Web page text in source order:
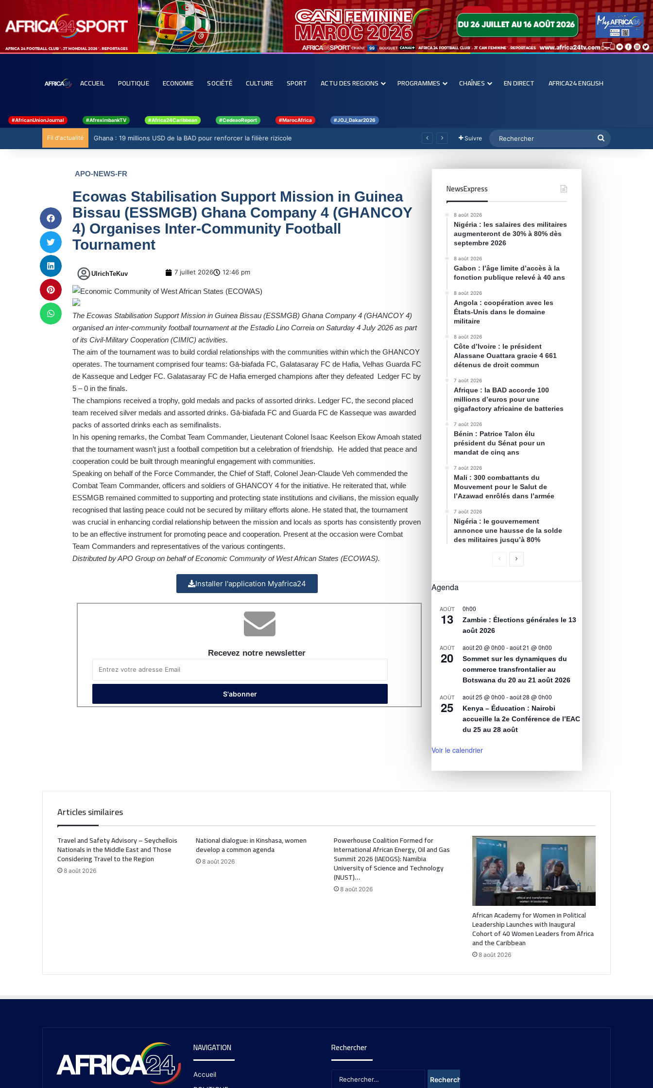
ACCUEIL POLITIQUE ECONOMIE SOCIÉTÉ CULTURE SPORT ACTU DES REGIONS PROGRAMMES CHAÎNES EN DIRECT AFRICA24 ENGLISH
#AfricanUnionJournal #AfreximbankTV #Africa24Caribbean #CedeaoReport #MarocAfrica #JOJ_Dakar2026
Fil d'actualité Ghana : 19 millions USD de la BAD pour renforcer la filière rizicole Suivre
APO-NEWS-FR
Ecowas Stabilisation Support Mission in Guinea
Bissau (ESSMGB) Ghana Company 4 (GHANCOY
4) Organises Inter-Community Football
Tournament
UlrichTeKuv 7 juillet 2026 12:46 pm
The Ecowas Stabilisation Support Mission in Guinea Bissau (ESSMGB) Ghana Company 4 (GHANCOY 4)
organised an inter-community football tournament at the Estadio Lino Correia on Saturday 4 July 2026 as part
of its Civil-Military Cooperation (CIMIC) activities.
The aim of the tournament was to build cordial relationships with the communities within which the GHANCOY
operates. The tournament comprised four teams: Gā-biafada FC, Galatasaray FC de Hafia, Velhas Guarda FC
de Kasseque and Ledger FC. Galatasaray FC de Hafia emerged champions after they defeated Ledger FC by
5 – 0 in the finals.
The champions received a trophy, gold medals and packs of assorted drinks. Ledger FC, the second placed
team received silver medals and assorted drinks. Gā-biafada FC and Guarda FC de Kasseque was awarded
packs of assorted drinks each as semifinalists.
In his opening remarks, the Combat Team Commander, Lieutenant Colonel Isaac Keelson Ekow Amoah stated
that the tournament wasn’t just a football competition but a celebration of friendship. He added that peace and
cooperation could be built through meaningful engagement with communities.
Speaking on behalf of the Force Commander, the Chief of Staff, Colonel Jean-Claude Veh commended the
Combat Team Commander, officers and soldiers of GHANCOY 4 for the initiative. He reiterated that, while
ESSMGB remained committed to supporting and protecting state institutions and civilians, the mission equally
recognised that lasting peace could not be secured by military efforts alone. He stated that, the tournament
was crucial in enhancing cordial relationship between the mission and locals as sports has consistently proven
to be an effective instrument for promoting peace and cooperation. Present at the occasion were Combat
Team Commanders and representatives of the various contingents.
Distributed by APO Group on behalf of Economic Community of West African States (ECOWAS).
Installer l'application Myafrica24
Recevez notre newsletter
NewsExpress
8 août 2026
Nigéria : les salaires des militaires
augmenteront de 30% à 80% dès
septembre 2026
8 août 2026
Gabon : l’âge limite d’accès à la
fonction publique relevé à 40 ans
8 août 2026
Angola : coopération avec les
États-Unis dans le domaine
militaire
8 août 2026
Côte d’Ivoire : le président
Alassane Ouattara gracie 4 661
détenus de droit commun
7 août 2026
Afrique : la BAD accorde 100
millions d’euros pour une
gigafactory africaine de batteries
7 août 2026
Bénin : Patrice Talon élu
président du Sénat pour un
mandat de cinq ans
7 août 2026
Mali : 300 combattants du
Mouvement pour le Salut de
l’Azawad enrôlés dans l’armée
7 août 2026
Nigéria : le gouvernement
annonce une hausse de la solde
des militaires jusqu’à 80%
Agenda
AOÛT
13
0h00
Zambie : Élections générales le 13
août 2026
AOÛT
20
août 20 @ 0h00 -août 21 @ 0h00
Sommet sur les dynamiques du
commerce transfrontalier au
Botswana du 20 au 21 août 2026
AOÛT
25
août 25 @ 0h00 -août 28 @ 0h00
Kenya – Éducation : Nairobi
accueille la 2e Conférence de l’EAC
du 25 au 28 août
Voir le calendrier
Articles similaires
Travel and Safety Advisory – Seychellois
Nationals in the Middle East and Those
Considering Travel to the Region
8 août 2026
National dialogue: in Kinshasa, women
develop a common agenda
8 août 2026
Powerhouse Coalition Formed for
International African Energy, Oil and Gas
Summit 2026 (IAEOGS): Namibia
University of Science and Technology
(NUST)…
8 août 2026
African Academy for Women in Political
Leadership Launches with Inaugural
Cohort of 40 Women Leaders from Africa
and the Caribbean
8 août 2026
NAVIGATION
Accueil
Rechercher